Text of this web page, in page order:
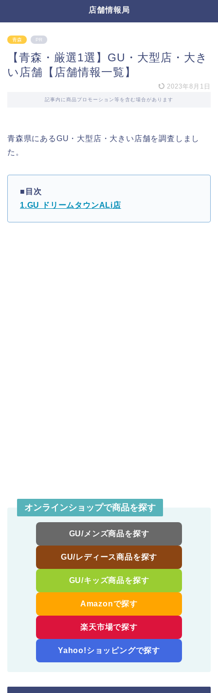
店舗情報局
青森 PR
【青森・厳選1選】GU・大型店・大き
い店舗【店舗情報一覧】
2023年8月1日
記事内に商品プロモーション等を含む場合があります
青森県にあるGU・大型店・大きい店舗を調査しまし
た。
■目次
1.GU ドリームタウンALi店
オンラインショップで商品を探す
GU/メンズ商品を探す
GU/レディース商品を探す
GU/キッズ商品を探す
Amazonで探す
楽天市場で探す
Yahoo!ショッピングで探す